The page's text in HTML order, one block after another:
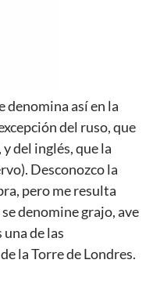
denomina así en la
del ruso, que
del inglés, que la
Desconozco la
pero me resulta
denomine grajo, ave
de las
la Torre de Londres.